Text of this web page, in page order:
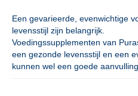
Een gevarieerde, evenwichtige
levensstijl zijn belangrijk.
Voedingssupplementen van
een gezonde levensstijl en een
kunnen wel een goede aanvulling